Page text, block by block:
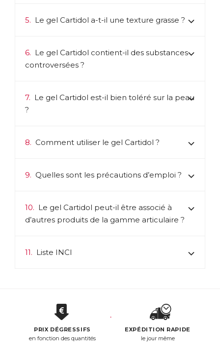
5. Le gel Cartidol a-t-il une texture grasse ?
6. Le gel Cartidol contient-il des substances
controversées ?
7. Le gel Cartidol est-il bien toléré sur la peau
?
8. Comment utiliser le gel Cartidol ?
9. Quelles sont les précautions d’emploi ?
10. Le gel Cartidol peut-il être associé à
d’autres produits de la gamme articulaire ?
11. Liste INCI
PRIX DÉGRESSIFS
en fonction des quantités
EXPÉDITION RAPIDE
le jour même